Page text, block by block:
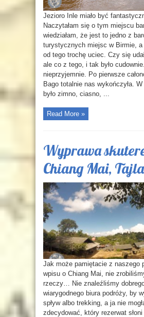
Jezioro Inle miało być
Naczytałam się o tym miejscu
wiedziałam, że jest to jedno z
turystycznych miejsc w Birmie, a
od tego trochę uciec. Czy się
ale co z tego, i tak było
nieprzyjemnie. Po pierwsze
Bago totalnie nas wykończyła.
było zimno, ciasno, ...
Read More »
Wyprawa
Chiang Mai,
Jak może pamiętacie z naszego
wpisu o Chiang Mai, nie
rzeczy… Nie znaleźliśmy
wiarygodnego biura podróży, by
spływ albo trekking, a ja nie
zdecydować, który rezerwat